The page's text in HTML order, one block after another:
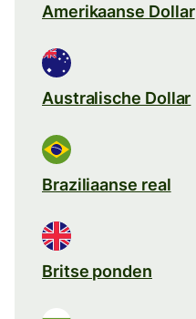
Amerikaanse Dollar
Australische Dollar
Braziliaanse real
Britse ponden